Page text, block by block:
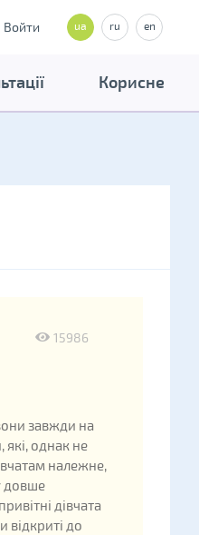
Войти ua ru en
Корисне
15986
завжди на
які, однак не
належне,
довше
дівчата
відкриті до